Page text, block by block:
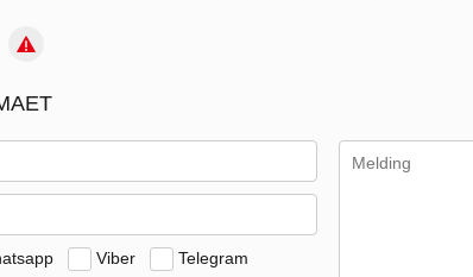
Viber Telegram